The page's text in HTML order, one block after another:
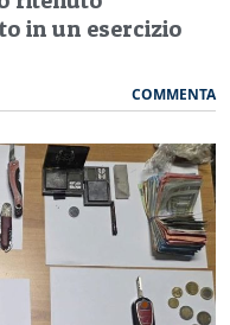
in un esercizio
COMMENTA